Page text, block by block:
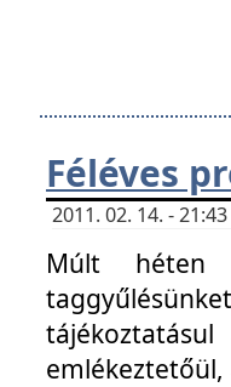
Féléves
2011. 02. 14. -
Múlt héten
emlékeztetőül,